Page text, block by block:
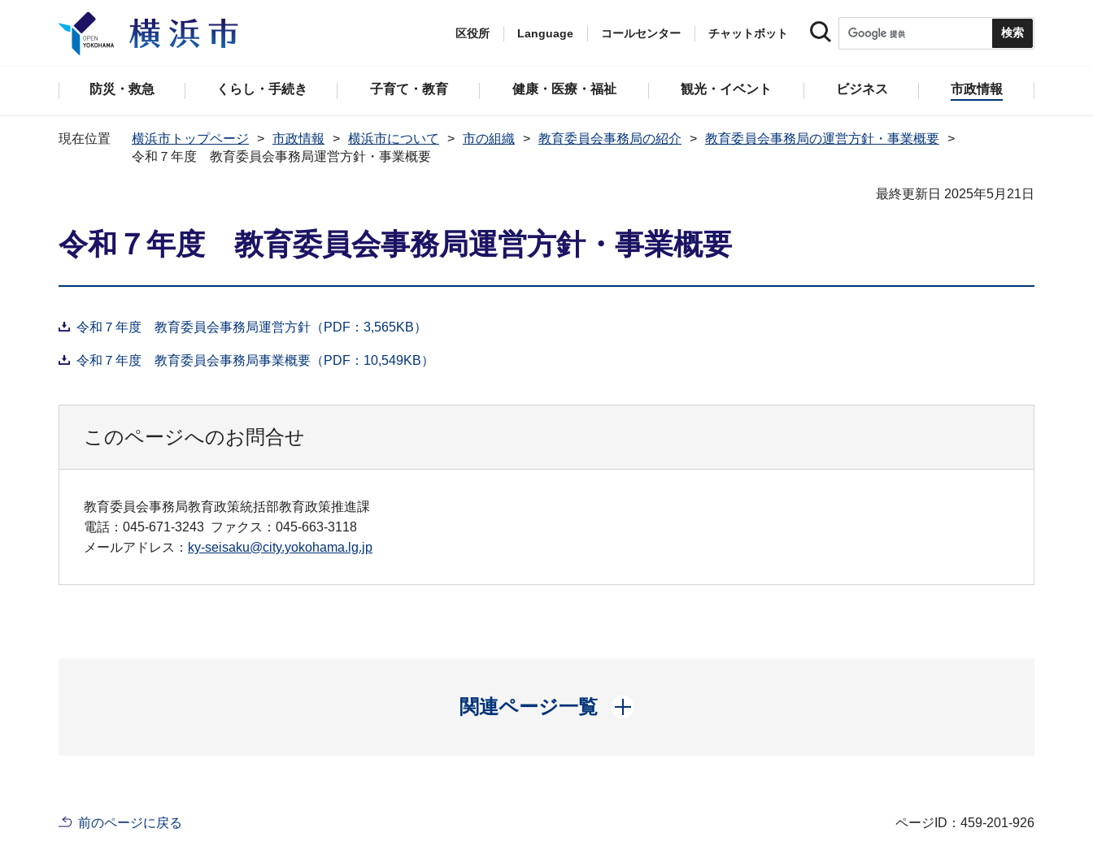
区役所 Language コールセンター チャットボット
防災・救急 くらし・手続き 子育て・教育 健康・医療・福祉 観光・イベント ビジネス 市政情報
現在位置 横浜市トップページ 市政情報 横浜市について 市の組織 教育委員会事務局の紹介
教育委員会事務局の運営方針・事業概要
令和７年度 教育委員会事務局運営方針・事業概要
最終更新日 2025年5月21日
令和７年度 教育委員会事務局運営方針・事業概要
令和７年度 教育委員会事務局運営方針（PDF：3,565KB）
令和７年度 教育委員会事務局事業概要（PDF：10,549KB）
このページへのお問合せ
教育委員会事務局教育政策統括部教育政策推進課
電話：045-671-3243 ファクス：045-663-3118
メールアドレス： ky-seisaku@city.yokohama.lg.jp
関連ページ一覧
開く
前のページに戻る ページID：459-201-926